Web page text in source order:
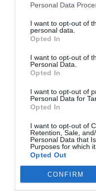
Personal Data
I want to opt-out of
personal data.
Opted In
I want to opt-out of
Personal Data.
Opted In
I want to opt-out of
Personal Data for
Opted In
I want to opt-out of
Retention, Sale,
Personal Data that
Purposes for which
Opted Out
CONFIRM
La UE ha creat el
Carboni | iStock
La
inversió
empreses
industrials, es
les seves emissions
els Objectius de
(ODS) innovant els
activitats